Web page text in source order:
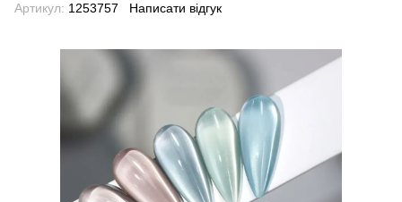
Артикул: 1253757 Написати відгук